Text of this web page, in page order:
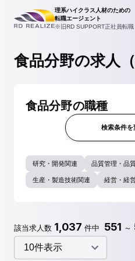
理系ハイクラス人材のための
転職エージェント
※旧RD SUPPORT正社員転職
食品分野の求人
食品分野の職種
検索条件を
研究・開発関連 品質管理・品
生産・製造技術関連 経営・経
該当求人数 1,037 件中 551 ～